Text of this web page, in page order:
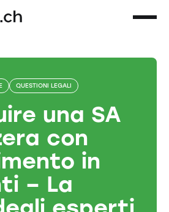
QUESTIONI LEGALI
una SA
con
in
– La